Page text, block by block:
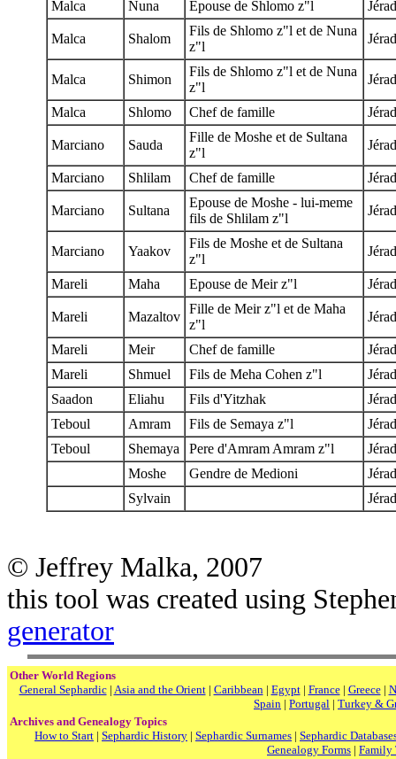
Malca Nuna Epouse de Shlomo z"l
Malca Shalom
Fils de Shlomo z"l et de Nuna
z"l
Malca Shimon
Fils de Shlomo z"l et de Nuna
z"l
Malca Shlomo Chef de famille
Marciano Sauda
Fille de Moshe et de Sultana
z"l
Marciano Shlilam Chef de famille
Marciano Sultana
Epouse de Moshe - lui-meme
fils de Shlilam z"l
Marciano Yaakov
Fils de Moshe et de Sultana
z"l
Mareli Maha Epouse de Meir z"l
Mareli Mazaltov
Fille de Meir z"l et de Maha
z"l
Mareli Meir Chef de famille
Mareli
Shmuel Fils de Meha Cohen z"l
Saadon
Eliahu Fils d'Yitzhak
Teboul
Amram Fils de Semaya z"l
Teboul
Shemaya Pere d'Amram Amram z"l
Moshe
Gendre de Medioni
Sylvain
© Jeffrey Malka, 2007
this tool was created using
generator
Other World Regions
General Sephardic| Asia and the Orient| Caribbean| Egypt| France| Greece|
Spain | Portugal | Turkey &
Archives and Genealogy Topics
How to Start | Sephardic History | Sephardic Surnames | Sephardic
Genealogy Forms | Family